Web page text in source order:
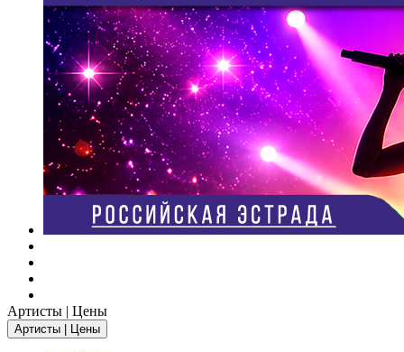
Артисты | Цены
Артисты | Цены